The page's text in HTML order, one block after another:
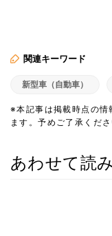
関連キーワード
新型車（自動車）
※本記事は掲載時点の情
ます。予めご了承くださ
あわせて読